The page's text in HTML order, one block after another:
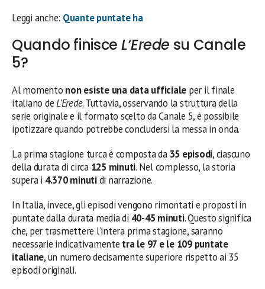
Leggi anche: Quante puntate ha
Quando finisce L’Erede su Canale
5?
Al momento non esiste una data ufficiale per il finale
italiano deL’Erede. Tuttavia, osservando la struttura della
serie originale e il formato scelto da Canale 5, è possibile
ipotizzare quando potrebbe concludersi la messa in onda.
La prima stagione turca è composta da 35 episodi, ciascuno
della durata di circa 125 minuti. Nel complesso, la storia
supera i 4.370 minutidi narrazione.
In Italia, invece, gli episodi vengono rimontati e proposti in
puntate dalla durata media di 40-45 minuti. Questo significa
che, per trasmettere l’intera prima stagione, saranno
necessarie indicativamente tra le 97 e le 109 puntate
italiane, un numero decisamente superiore rispetto ai 35
episodi originali.